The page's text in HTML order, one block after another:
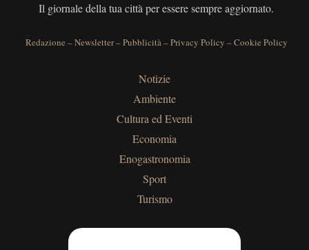
Il giornale della tua città per essere sempre aggiornato.
Redazione –Newsletter–Pubblicità–Privacy Policy –Cookie Policy
Notizie
Ambiente
Cultura ed Eventi
Economia
Enogastronomia
Sport
Turismo